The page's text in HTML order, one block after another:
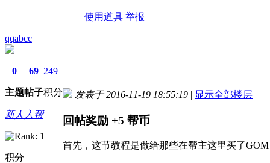
使用道具 举报
qqabcc
0
主题
69
帖子
249
积分
新人入帮
积分
发表于 2016-11-19 18:55:19 | 显示全部楼层
回帖奖励 +5 帮币
首先，这节教程是做给那些在帮主这里买了GOM